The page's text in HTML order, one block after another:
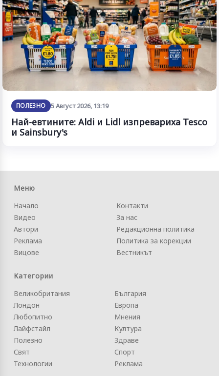
ПОЛЕЗНО 5 Август 2026, 13:19
Най-евтините: Aldi и Lidl изпревариха Tesco
и Sainsbury's
Меню
Начало
Видео
Автори
Реклама
Вицове
Контакти
За нас
Редакционна политика
Политика за корекции
Вестникът
Категории
Великобритания
Лондон
Любопитно
Лайфстайл
Полезно
Свят
Технологии
България
Европа
Мнения
Култура
Здраве
Спорт
Реклама